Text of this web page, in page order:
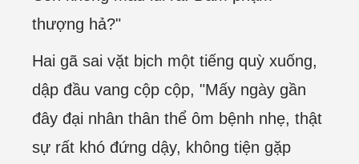
thượng hả?"
Hai gã sai vặt bịch một tiếng quỳ xuống,
dập đầu vang cộp cộp, "Mấy ngày gần
đây đại nhân thân thể ôm bệnh nhẹ, thật
sự rất khó đứng dậy, không tiện gặp